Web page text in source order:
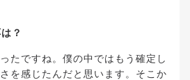
？
たですね。僕の中ではもう確定し
を感じたんだと思います。そこか